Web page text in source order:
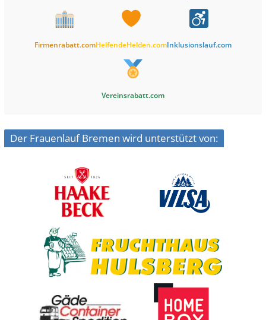
Firmenrabatt.comHelfendeHelden.comInklusionslauf.com
Vereinsrabatt.com
Der Frauenlauf Bremen wird unterstützt von: